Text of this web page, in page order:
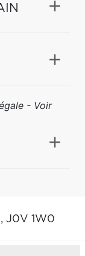
- Voir
J0V 1W0